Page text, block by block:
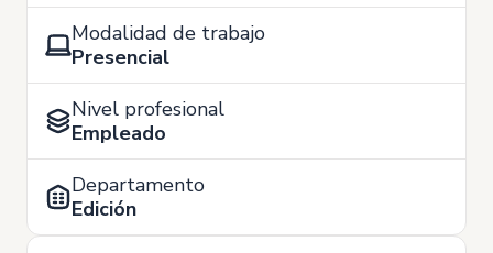
Modalidad de trabajo
Presencial
Nivel profesional
Empleado
Departamento
Edición